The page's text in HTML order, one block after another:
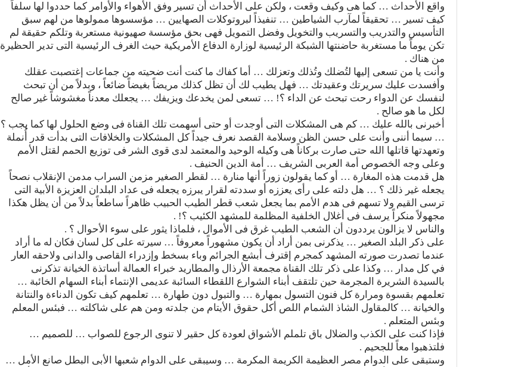
واقع الأحداث … كما هى وكيف وقعت ، ولكن على الأحداث أن تسير وفق الأهواء والأوامر كما حددوا لها سلفاً
كيف تسير … تحقيقاً لمآرب الشياطين … تنفيذاً لبروتوكلات الصهايين … مؤسسوها ممولوها من لهم سبق
التأسيس والتدريب والتسريب والتخويل وفضل التمويل فهى بحق مؤسسة صهيونية مستعربة وتلكم حقيقة لم
تكن يوماً ما مستغربة حاضنتها الشبكة الرئيسية لوزارة الدفاع الأمريكية حيث الغرف الرئيسية التى تدير الحظيرة
من هناك .
وأنت يا من تسعى إليها لتُضلك وتُذلك وتعزلك … أما كفاك ما كنت أنت ضحيته من جماعات إغتصبت عقلك
وأفسدت عليك سريرتك وعقيدتك … فهل يطيب لك أن تظل كذلك مريضاً بغيضاً ضائعاً ، وبدلاً من أن تبحث
لنفسك عن الدواء رحت تبحث عن الداء ؟! … تسعى لمن يخدعك ويزيفك … يجعلك معدناً مغشوشاً غير صالح
لكل ما هو صالح .
أخبرنى بالله عليك … كم هى المشكلات التى أوجدت أو حتى أسهمت تلك القناة فى وضع الحلول لها كما يجب ؟
… سيما أننى وأنت على حسن الظن وسلامة القصد نعرف جيداً كل المشكلات والخلافات التى بدأت قدر أُنملة
وتعهدتها قاتلها الله حتى صارت بركاناً هى وكيله الوحيد والمعتمد لدى قوى الشر فى توزيع الحمم لقتل الأمم
وعلى وجه الخصوص أمة العربى الشريف … أمة الدين الحنيف .
هل قدمت هذه المغارة … أو كما يقولون زوراً أنها منارة … لقطر الصغير مزمن السراب مدمن الإنقلاب نصحاً
يجعله غير ذلك ؟ … هل دلته على رأى يعززه أو سددته لقرار يبرزه يجعله فى عداد البلدان العزيزة الأبية التى
ترسى القيم ولا تسهم فى هدم الأمم بما يجعل شعب قطر الطيب الحبيب ظاهراً ساطعاً بدلاً من أن يظل هكذا
مجهولاً منكراً يرسف فى أغلال الخلفية المظلمة للمشهد الكئيب ؟! .
والناس لا يزالون يرددون أن الشعب الطيب غرق فى الأموال ، فلماذا يثور على سوء الأحوال ؟ .
على ذكر البلد الصغير … يذكرنى بمن أراد أن يكون مشهوراً معروفاً … سيرته على كل لسان فكان له ما أراد
عندما تصدرت صورته المشهد كمجرم إقترف أبشع الجرائم وباء بسخط وإزدراء القاصى والدانى ولاحقه العار
في كل مدار … وكذا على ذكر تلك القناة مجمعة الأرذال والمطاريد خبراء العمالة أساتذة الخيانة تذكرنى
بالسيدة الشريرة المجرمة حين تلتقف أبناء الشوارع اللقطاء السائبة عديمى الإنتماء أبناء السهام الخائبة …
تعلمهم بقسوة ومرارة كل فنون التسول بمهارة … والتبول دون طهارة … تعلمهم كيف تكون الدناءة والنتانة
والخيانة … كالمقاول الشاذ الشمام اللص أكل حقوق الأيتام من جلدته ومن هم على شاكلته … فبئس المعلم
وبئس المتعلم .
فإذا كنت على الكذب والضلال باق تلملم الأشواق لعودة كل حقير لا تنوى الرجوع للصواب … للصميم …
فلتذهبوا معاً للجحيم .
وستبقى على الدوام مصر العظيمة الكريمة المكرمة … وسيبقى على الدوام شعبها الأبى البطل صانع الأمل …